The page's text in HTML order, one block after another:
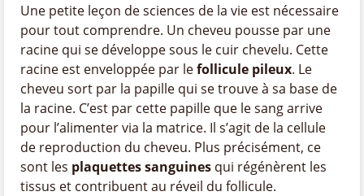
Une petite leçon de sciences de la vie est nécessaire
pour tout comprendre. Un cheveu pousse par une
racine qui se développe sous le cuir chevelu. Cette
racine est enveloppée par lefollicule pileux. Le
cheveu sort par la papille qui se trouve à sa base de
la racine. C’est par cette papille que le sang arrive
pour l’alimenter via la matrice. Il s’agit de la cellule
de reproduction du cheveu. Plus précisément, ce
sont les plaquettes sanguines qui régénèrent les
tissus et contribuent au réveil du follicule.